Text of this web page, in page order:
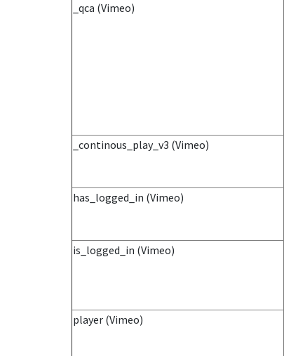
_qca (Vimeo)
_continous_play_v3 (Vimeo)
has_logged_in (Vimeo)
is_logged_in (Vimeo)
player (Vimeo)